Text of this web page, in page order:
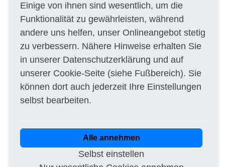
einer Turnhalle sowie von
Umgebungsmauern, Wegen und Plätzen,
inkl. Sanierung von Altlasten.
Vergabeverfahren
Vergebener Auftrag
Bauauftrag (VOB)
Vergabestelle
Stadt Luzern Immobilien
6000 Luzern
Auftragnehmer
Lötscher Tiefbau AG
Ritterstrasse 18
6014 Luzern
a) BKP 201 Abbruch Baugrubenaushub
#7744-02
Einige von ihnen sind wesentlich, um die
Funktionalität zu gewährleisten, während
andere uns helfen, unser Onlineangebot stetig
zu verbessern. Nähere Hinweise erhalten Sie
in unserer Datenschutzerklärung und auf
unserer Cookie-Seite (siehe Fußbereich). Sie
können dort auch jederzeit Ihre Einstellungen
selbst bearbeiten.
Alle annehmen
Selbst einstellen